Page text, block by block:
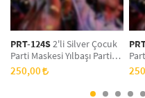
PRT-124S2'li Silver Çocuk
Parti Maskesi Yılbaşı Parti
Maskesi, Yeni Yıl Aksesuarı,
Doğum Günü Parti Maskesi,
Simli Eva Balo Maskesi
250,00